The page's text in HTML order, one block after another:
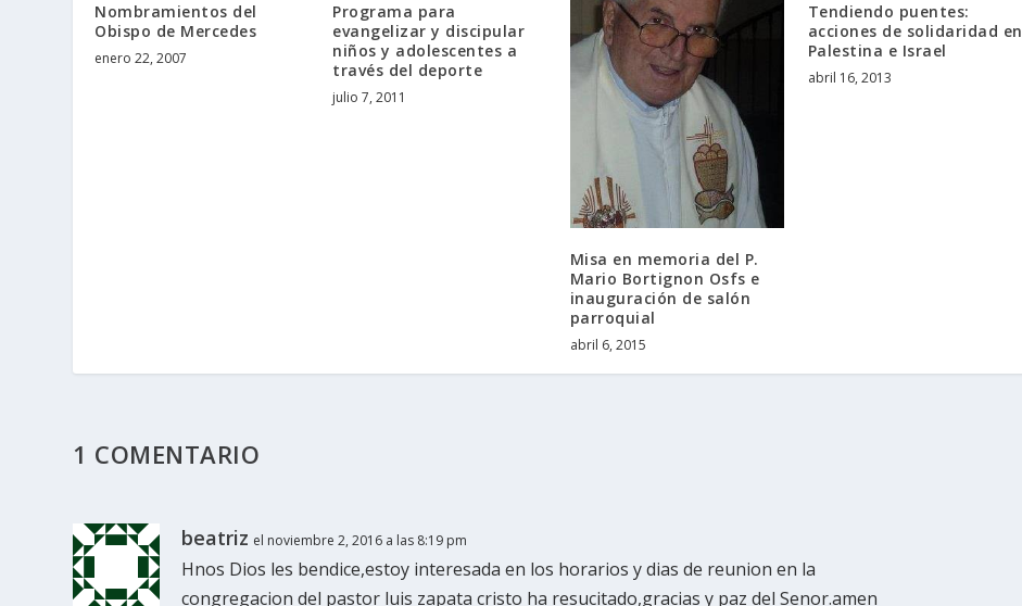
Nombramientos del
Obispo de Mercedes
enero 22, 2007
Programa para
evangelizar y discipular
niños y adolescentes a
través del deporte
julio 7, 2011
Misa en memoria del P.
Mario Bortignon Osfs e
inauguración de salón
parroquial
abril 6, 2015
Tendiendo puentes:
acciones de solidaridad en
Palestina e Israel
abril 16, 2013
1 COMENTARIO
beatriz el noviembre 2, 2016 a las 8:19 pm
Hnos Dios les bendice,estoy interesada en los horarios y dias de reunion en la
congregacion del pastor luis zapata cristo ha resucitado,gracias y paz del Senor.amen